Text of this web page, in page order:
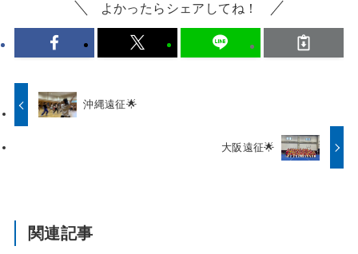
よかったらシェアしてね！
沖縄遠征🌟
大阪遠征🌟
関連記事